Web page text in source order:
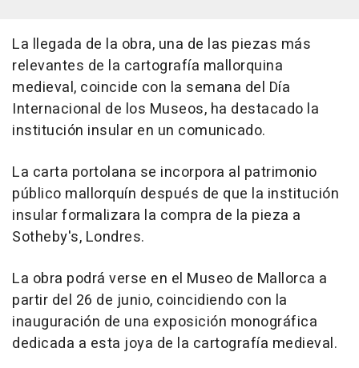
La llegada de la obra, una de las piezas más
relevantes de la cartografía mallorquina
medieval, coincide con la semana del Día
Internacional de los Museos, ha destacado la
institución insular en un comunicado.
La carta portolana se incorpora al patrimonio
público mallorquín después de que la institución
insular formalizara la compra de la pieza a
Sotheby's, Londres.
La obra podrá verse en el Museo de Mallorca a
partir del 26 de junio, coincidiendo con la
inauguración de una exposición monográfica
dedicada a esta joya de la cartografía medieval.